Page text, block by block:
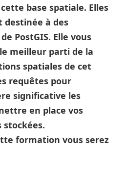
base spatiale. Elles
à des
PostGIS. Elle vous
meilleur parti de la
spatiales de cet
requêtes pour
significative les
en place vos
stockées.
formation vous serez